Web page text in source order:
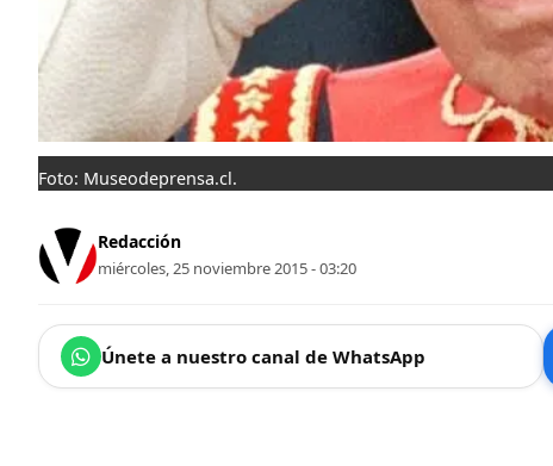
Foto: Museodeprensa.cl.
Redacción
miércoles, 25 noviembre 2015 - 03:20
Únete a nuestro canal de WhatsApp